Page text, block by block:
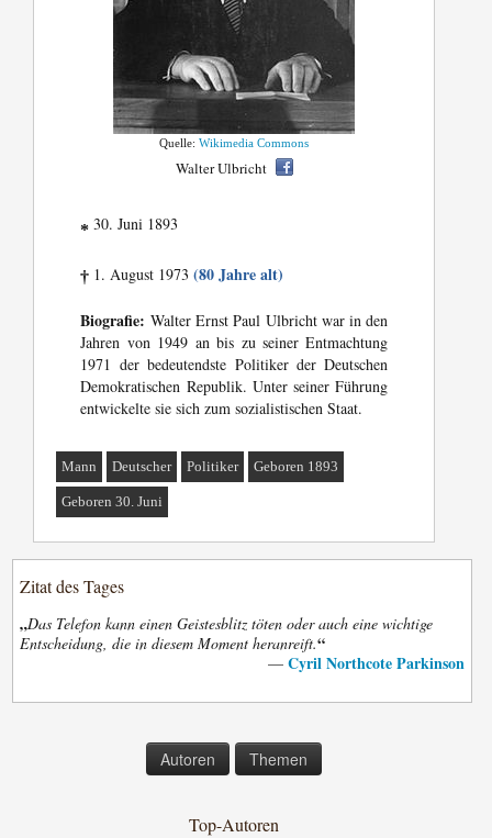
Quelle:Wikimedia Commons
Walter Ulbricht
* 30. Juni 1893
† 1. August 1973(80 Jahre alt)
Biografie: Walter Ernst Paul Ulbricht war in den
Jahren von 1949 an bis zu seiner Entmachtung
1971 der bedeutendste Politiker der Deutschen
Demokratischen Republik. Unter seiner Führung
entwickelte sie sich zum sozialistischen Staat.
Mann Deutscher Politiker Geboren 1893
Geboren 30. Juni
Zitat des Tages
„Das Telefon kann einen Geistesblitz töten oder auch eine wichtige
Entscheidung, die in diesem Moment heranreift.“
— Cyril Northcote Parkinson
Autoren Themen
Top-Autoren